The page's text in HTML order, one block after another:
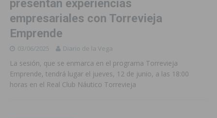
presentan experiencias
empresariales con Torrevieja
Emprende
03/06/2025 Diario de la Vega
La sesión, que se enmarca en el programa Torrevieja
Emprende, tendrá lugar el jueves, 12 de junio, a las 18:00
horas en el Real Club Náutico Torrevieja